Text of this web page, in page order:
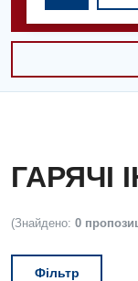
ГАРЯЧІ
(Знайдено: 0
Фільтр